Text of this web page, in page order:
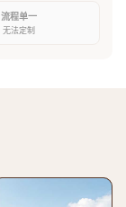
流程单一
无法定制